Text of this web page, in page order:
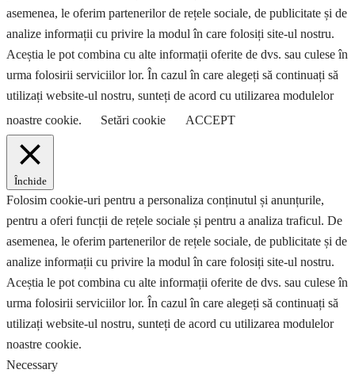
asemenea, le oferim partenerilor de rețele sociale, de publicitate și de
analize informații cu privire la modul în care folosiți site-ul nostru.
Aceștia le pot combina cu alte informații oferite de dvs. sau culese în
urma folosirii serviciilor lor. În cazul în care alegeți să continuați să
utilizați website-ul nostru, sunteți de acord cu utilizarea modulelor
noastre cookie.
Setări cookie ACCEPT
Închide
Folosim cookie-uri pentru a personaliza conținutul și anunțurile,
pentru a oferi funcții de rețele sociale și pentru a analiza traficul. De
asemenea, le oferim partenerilor de rețele sociale, de publicitate și de
analize informații cu privire la modul în care folosiți site-ul nostru.
Aceștia le pot combina cu alte informații oferite de dvs. sau culese în
urma folosirii serviciilor lor. În cazul în care alegeți să continuați să
utilizați website-ul nostru, sunteți de acord cu utilizarea modulelor
noastre cookie.
Necessary